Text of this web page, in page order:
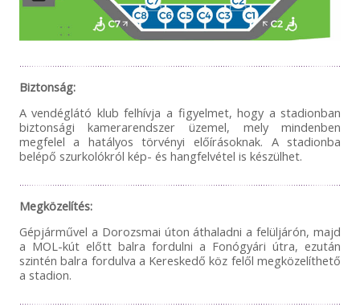
Biztonság:
A vendéglátó klub felhívja a figyelmet, hogy a stadionban
biztonsági kamerarendszer üzemel, mely mindenben
megfelel a hatályos törvényi előírásoknak. A stadionba
belépő szurkolókról kép- és hangfelvétel is készülhet.
Megközelítés:
Gépjárművel a Dorozsmai úton áthaladni a felüljárón, majd
a MOL-kút előtt balra fordulni a Fonógyári útra, ezután
szintén balra fordulva a Kereskedő köz felől megközelíthető
a stadion.